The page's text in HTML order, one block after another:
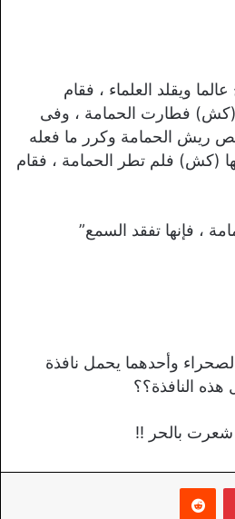
ويقلد العلماء ، فقام
(كش) فطارت الحمامة ، وفى
بقص ريش الحمامة وكرر ما فعله
(كش) فلم تطر الحمامة ، فقام
، فإنها تفقد السمع”
وأحدهما يحمل نافذة
هذه النافذة؟؟
شعرت بالحر !!
بينتيريست